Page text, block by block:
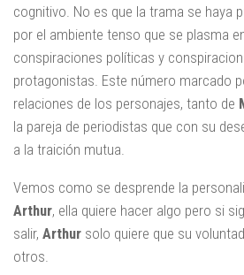
cognitivo. No es que la trama se haya
por el ambiente tenso que se plasma
conspiraciones políticas y
protagonistas. Este número marcado
relaciones de los personajes, tanto de
la pareja de periodistas que con su
a la traición mutua.
Vemos como se desprende la
Arthur, ella quiere hacer algo pero si
salir, Arthur solo quiere que su
otros.